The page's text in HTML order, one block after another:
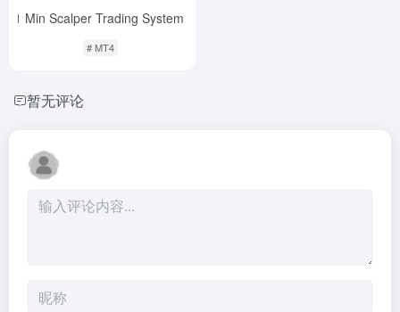
1 Min Scalper Trading System
# MT4
暂无评论